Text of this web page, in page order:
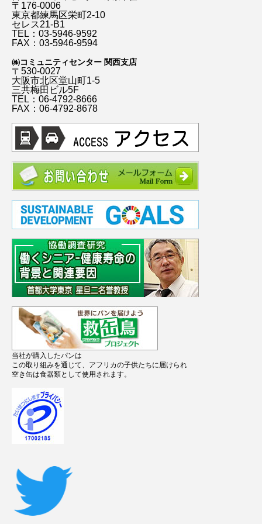
〒176-0006
東京都練馬区栄町2-10
セレス21-B1
TEL：03-5946-9592
FAX：03-5946-9594
㈱コミュニティセンター 関西支店
〒530-0027
大阪市北区堂山町1-5
三共梅田ビル5F
TEL：06-4792-8666
FAX：06-4792-8678
当社が購入したパンは
この取り組みを通じて、アフリカの子供たちに届けられ
空き缶は食器類として使用されます。